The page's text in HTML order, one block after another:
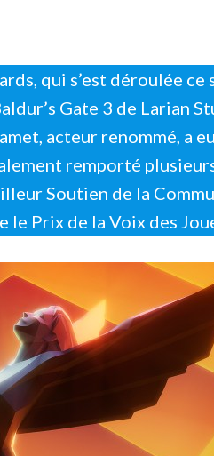
qui s’est déroulée ce
Gate 3 de Larian
acteur renommé, a
remporté
Soutien de la
Prix de la Voix des